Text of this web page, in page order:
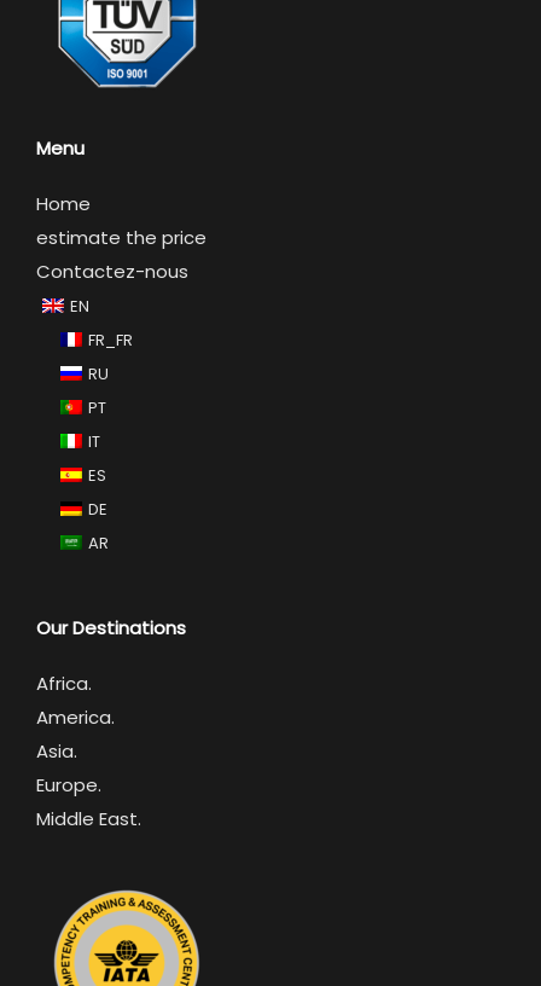
Menu
Home
estimate the price
Contactez-nous
EN
FR_FR
RU
PT
IT
ES
DE
AR
Our Destinations
Africa.
America.
Asia.
Europe.
Middle East.